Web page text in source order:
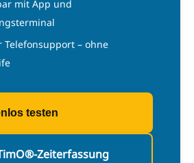
mit App und
Telefonsupport – ohne
testen
Zeiterfassung